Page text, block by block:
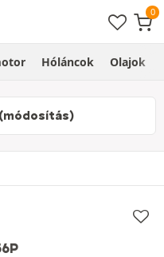
Hóláncok Olajok
(módosítás)